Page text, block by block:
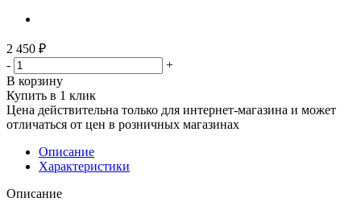
2 450 ₽
-
+
В корзину
Купить в 1 клик
Цена действительна только для интернет-магазина и может
отличаться от цен в розничных магазинах
Описание
Характеристики
Описание